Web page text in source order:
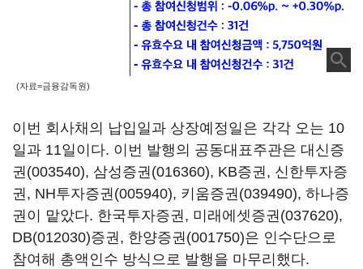
(자료=금융감독원)
이번 회사채의 납입일과 상장예정일은 각각 오는 10
일과 11일이다. 이번 발행의 공동대표주관은 대신증
권(003540), 삼성증권(016360), KB증권, 신한투자증
권, NH투자증권(005940), 키움증권(039490), 하나증
권이 맡았다. 한국투자증권, 미래에셋증권(037620),
DB(012030)증권, 한양증권(001750)은 인수단으로
참여해 총액인수 방식으로 발행을 마무리했다.